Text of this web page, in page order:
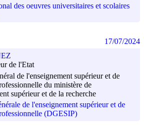
des oeuvres universitaires et scolaires
de l'Etat
de l'enseignement supérieur et de
du ministère de
supérieur et de la recherche
de l'enseignement supérieur et de
(DGESIP)
17/07/2024